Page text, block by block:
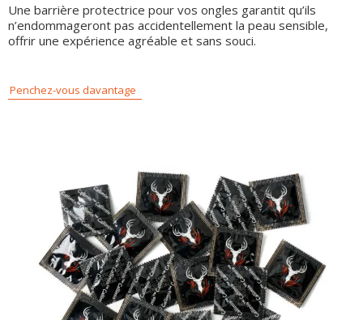
Une barrière protectrice pour vos ongles garantit qu’ils
n’endommageront pas accidentellement la peau sensible,
offrir une expérience agréable et sans souci.
Penchez-vous davantage